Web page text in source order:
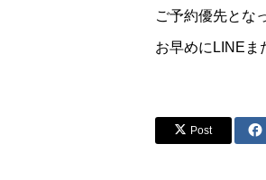
ご予約優先とな
お早めにLINEま
Post